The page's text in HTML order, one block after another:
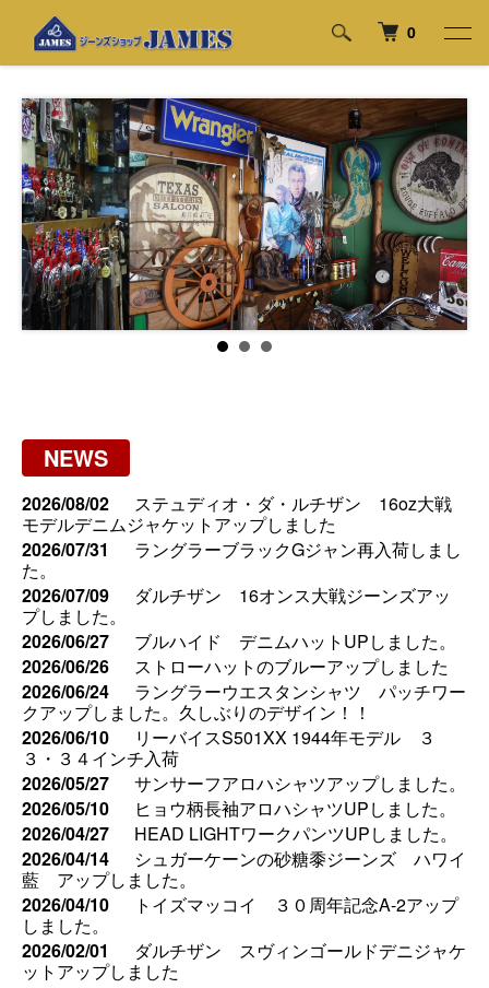
0
NEWS
2026/08/02
ステュディオ・ダ・ルチザン 16oz大戦
モデルデニムジャケットアップしました
2026/07/31
ラングラーブラックGジャン再入荷しまし
た。
2026/07/09
ダルチザン 16オンス大戦ジーンズアッ
プしました。
2026/06/27
ブルハイド デニムハットUPしました。
2026/06/26
ストローハットのブルーアップしました
2026/06/24
ラングラーウエスタンシャツ パッチワー
クアップしました。久しぶりのデザイン！！
2026/06/10
リーバイスS501XX 1944年モデル ３
３・３４インチ入荷
2026/05/27
サンサーフアロハシャツアップしました。
2026/05/10
ヒョウ柄長袖アロハシャツUPしました。
2026/04/27
HEAD LIGHTワークパンツUPしました。
2026/04/14
シュガーケーンの砂糖黍ジーンズ ハワイ
藍 アップしました。
2026/04/10
トイズマッコイ ３０周年記念A-2アップ
しました。
2026/02/01
ダルチザン スヴィンゴールドデニジャケ
ットアップしました